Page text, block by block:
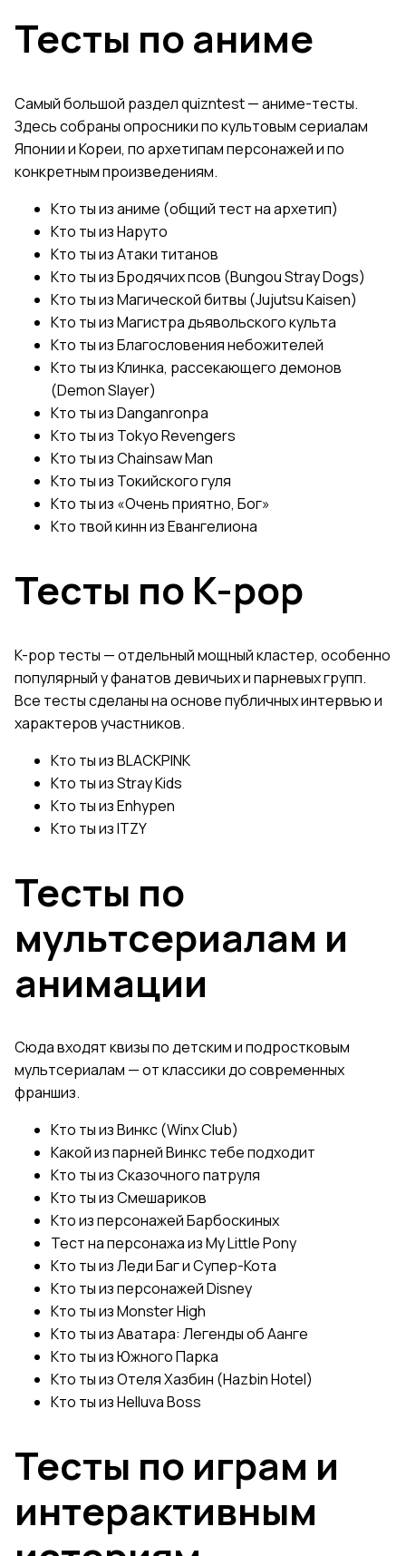
Тесты по аниме
Самый большой раздел quizntest — аниме-тесты.
Здесь собраны опросники по культовым сериалам
Японии и Кореи, по архетипам персонажей и по
конкретным произведениям.
Кто ты из аниме (общий тест на архетип)
Кто ты из Наруто
Кто ты из Атаки титанов
Кто ты из Бродячих псов (Bungou Stray Dogs)
Кто ты из Магической битвы (Jujutsu Kaisen)
Кто ты из Магистра дьявольского культа
Кто ты из Благословения небожителей
Кто ты из Клинка, рассекающего демонов
(Demon Slayer)
Кто ты из Danganronpa
Кто ты из Tokyo Revengers
Кто ты из Chainsaw Man
Кто ты из Токийского гуля
Кто ты из «Очень приятно, Бог»
Кто твой кинн из Евангелиона
Тесты по K-pop
K-pop тесты — отдельный мощный кластер, особенно
популярный у фанатов девичьих и парневых групп.
Все тесты сделаны на основе публичных интервью и
характеров участников.
Кто ты из BLACKPINK
Кто ты из Stray Kids
Кто ты из Enhypen
Кто ты из ITZY
Тесты по
мультсериалам и
анимации
Сюда входят квизы по детским и подростковым
мультсериалам — от классики до современных
франшиз.
Кто ты из Винкс (Winx Club)
Какой из парней Винкс тебе подходит
Кто ты из Сказочного патруля
Кто ты из Смешариков
Кто из персонажей Барбоскиных
Тест на персонажа из My Little Pony
Кто ты из Леди Баг и Супер-Кота
Кто ты из персонажей Disney
Кто ты из Monster High
Кто ты из Аватара: Легенды об Аанге
Кто ты из Южного Парка
Кто ты из Отеля Хазбин (Hazbin Hotel)
Кто ты из Helluva Boss
Тесты по играм и
интерактивным